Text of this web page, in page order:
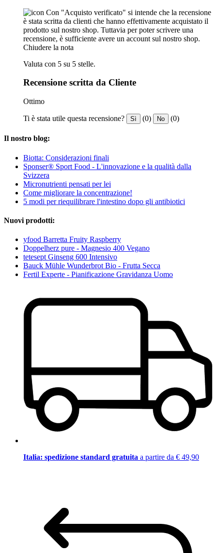
Con "Acquisto verificato" si intende che la recensione
è stata scritta da clienti che hanno effettivamente acquistato il
prodotto sul nostro shop. Tuttavia per poter scrivere una
recensione, è sufficiente avere un account sul nostro shop.
Chiudere la nota
Valuta con 5 su 5 stelle.
Recensione scritta da Cliente
Ottimo
Ti è stata utile questa recensione? Sì (0) No (0)
Il nostro blog:
Biotta: Considerazioni finali
Sponser® Sport Food - L'innovazione e la qualità dalla
Svizzera
Micronutrienti pensati per lei
Come migliorare la concentrazione!
5 modi per riequilibrare l'intestino dopo gli antibiotici
Nuovi prodotti:
yfood Barretta Fruity Raspberry
Doppelherz pure - Magnesio 400 Vegano
tetesept Ginseng 600 Intensivo
Bauck Mühle Wunderbrot Bio - Frutta Secca
Fertil Experte - Pianificazione Gravidanza Uomo
Italia: spedizione standard gratuita a partire da € 49,90